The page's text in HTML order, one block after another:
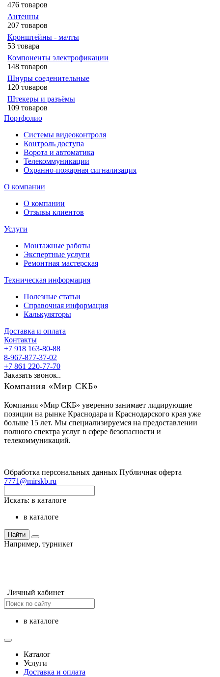
476 товаров
Антенны
207 товаров
Кронштейны - мачты
53 товара
Компоненты электрофикации
148 товаров
Шнуры соеденительные
120 товаров
Штекеры и разъёмы
109 товаров
Портфолио
Системы видеоконтроля
Контроль доступа
Ворота и автоматика
Телекоммуникации
Охранно-пожарная сигнализация
О компании
О компании
Отзывы клиентов
Услуги
Монтажные работы
Экспертные услуги
Ремонтная мастерская
Техническая информация
Полезные статьи
Справочная информация
Калькуляторы
Доставка и оплата
Контакты
+7 918 163-80-88
8-967-877-37-02
+7 861 220-77-70
Заказать звонок..
Компания «Мир СКБ»
Компания «Мир СКБ» уверенно занимает лидирующие
позиции на рынке Краснодара и Краснодарского края уже
больше 15 лет. Мы специализируемся на предоставлении
полного спектра услуг в сфере безопасности и
телекоммуникаций.
Обработка персональных данных Публичная оферта
7771@mirskb.ru
Искать: в каталоге
в каталоге
Найти
Например, турникет
Личный кабинет
в каталоге
Каталог
Услуги
Доставка и оплата